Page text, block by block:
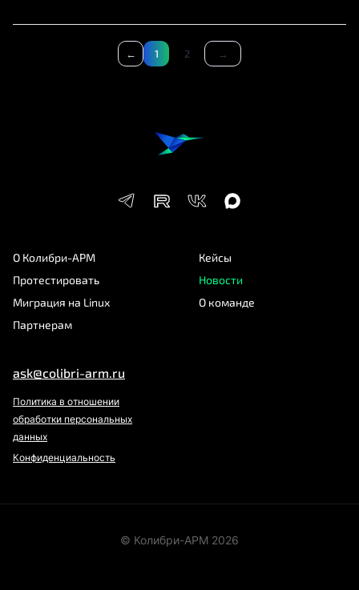
← 1 2 →
О Колибри-АРМ
Протестировать
Миграция на Linux
Партнерам
Кейсы
Новости
О команде
ask@colibri-arm.ru
Политика в отношении
обработки персональных
данных
Конфиденциальность
© Колибри-АРМ 2026